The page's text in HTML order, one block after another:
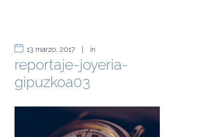
13 marzo, 2017 | in
reportaje-joyeria-
gipuzkoa03